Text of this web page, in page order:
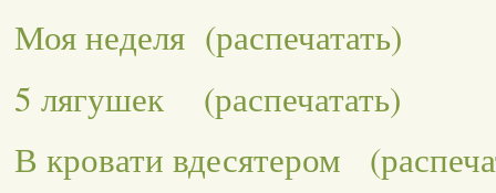
Моя неделя (распечатать)
5 лягушек
(распечатать)
В кровати вдесятером